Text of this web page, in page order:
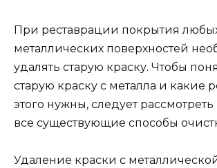
При реставрации покрытия
металлических поверхностей
удалять старую краску. Чтобы
старую краску с металла и какие
этого нужны, следует
все существующие способы
Удаление краски с